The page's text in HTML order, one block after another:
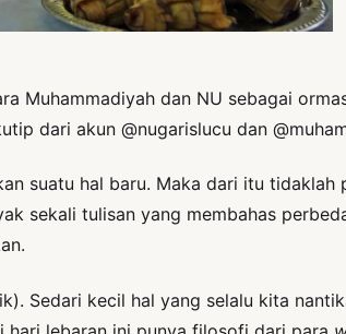
Muhammadiyah dan NU sebagai
dari akun @nugarislucu dan
suatu hal baru. Maka dari itu
sekali tulisan yang membahas
Sedari kecil hal yang selalu kita